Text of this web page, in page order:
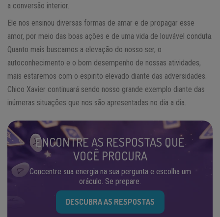
a conversão interior.
Ele nos ensinou diversas formas de amar e de propagar esse
amor, por meio das boas ações e de uma vida de louvável conduta.
Quanto mais buscamos a elevação do nosso ser, o
autoconhecimento e o bom desempenho de nossas atividades,
mais estaremos com o espirito elevado diante das adversidades.
Chico Xavier continuará sendo nosso grande exemplo diante das
inúmeras situações que nos são apresentadas no dia a dia.
ENCONTRE AS RESPOSTAS QUE
VOCÊ PROCURA
Concentre sua energia na sua pergunta e escolha um
oráculo. Se prepare.
DESCUBRA AS RESPOSTAS